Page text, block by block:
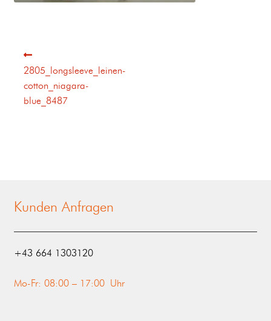
2805_longsleeve_leinen-
cotton_niagara-
blue_8487
Kunden Anfragen
‭+43 664 1303120‬
Mo-Fr: 08:00 – 17:00 Uhr